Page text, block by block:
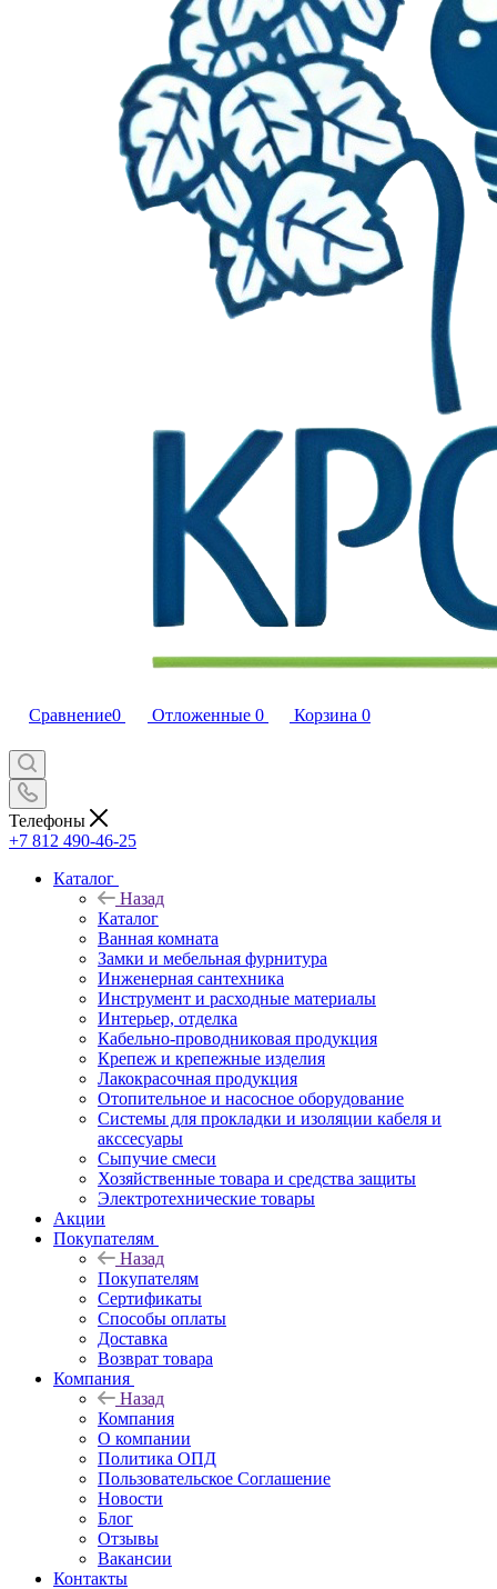
Сравнение0 Отложенные 0 Корзина 0
Телефоны
+7 812 490-46-25
Каталог
Назад
Каталог
Ванная комната
Замки и мебельная фурнитура
Инженерная сантехника
Инструмент и расходные материалы
Интерьер, отделка
Кабельно-проводниковая продукция
Крепеж и крепежные изделия
Лакокрасочная продукция
Отопительное и насосное оборудование
Системы для прокладки и изоляции кабеля и
акссесуары
Сыпучие смеси
Хозяйственные товара и средства защиты
Электротехнические товары
Акции
Покупателям
Назад
Покупателям
Сертификаты
Способы оплаты
Доставка
Возврат товара
Компания
Назад
Компания
О компании
Политика ОПД
Пользовательское Соглашение
Новости
Блог
Отзывы
Вакансии
Контакты